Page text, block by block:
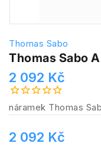
Thomas Sabo
Thomas Sabo
2 092 Kč
náramek Thomas
2 092 Kč